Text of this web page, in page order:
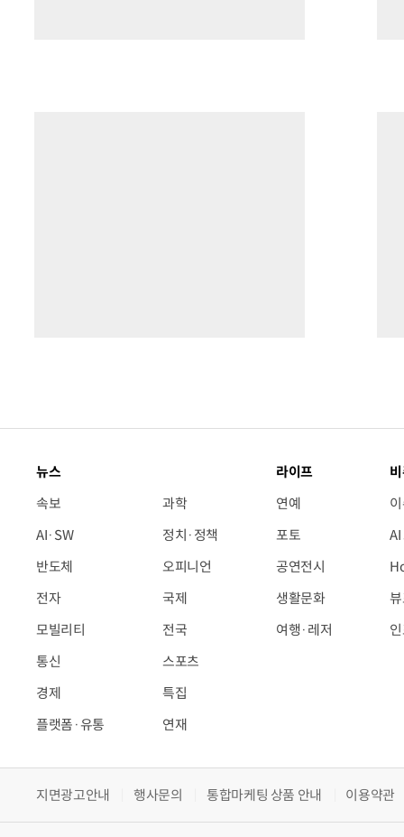
뉴스
속보
AI·SW
반도체
전자
모빌리티
통신
경제
플랫폼·유통
과학
정치·정책
오피니언
국제
전국
스포츠
특집
연재
라이프
연예
포토
공연전시
생활문화
여행·레저
지면광고안내 행사문의 통합마케팅 상품 안내 이용약관